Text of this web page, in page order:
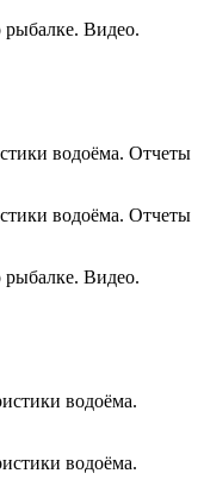
рыбалке. Видео.
водоёма. Отчеты
водоёма. Отчеты
рыбалке. Видео.
водоёма.
водоёма.